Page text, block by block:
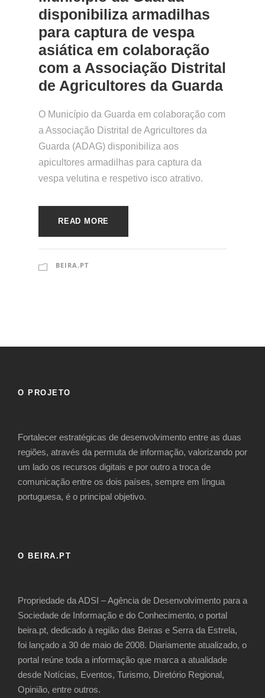
disponibiliza armadilhas
para captura de vespa
asiática em colaboração
com a Associação Distrital
de Agricultores da Guarda
O Município da Guarda em colaboração com
a Associação Distrital de Agricultores da
Guarda (ADAG) disponibiliza aos
apicultores armadilhas para captura da
vespa velutina e respetivo isco atrativo.
READ MORE
BEIRA.PT
O PROJETO
Fortalecer estratégicas de desenvolvimento entre as duas
regiões, através da permuta de informação, valorizando por
um lado os recursos digitais e por outro a troca de
comunicação entre os dois países, sempre em língua
portuguesa, é o principal objetivo.
O BEIRA.PT
Propriedade da ADSI – Agência de Desenvolvimento para a
Sociedade de Informação e do Conhecimento, o portal
beira.pt, dedicado à região das Beiras e Serra da Estrela,
foi lançado a 30 de maio de 2008. Diariamente atualizado, o
portal reúne toda a informação que marca a atualidade
desde Notícias, Eventos, Turismo, Diretório Regional,
Opinião, entre outros.